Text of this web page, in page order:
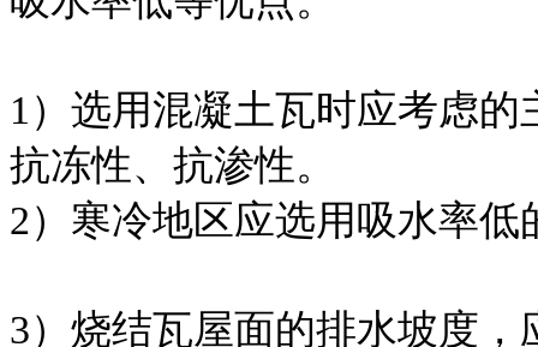
1）选用混凝土瓦时应考虑
抗冻性、抗渗性。
2）寒冷地区应选用吸水率低
3）烧结瓦屋面的排水坡度